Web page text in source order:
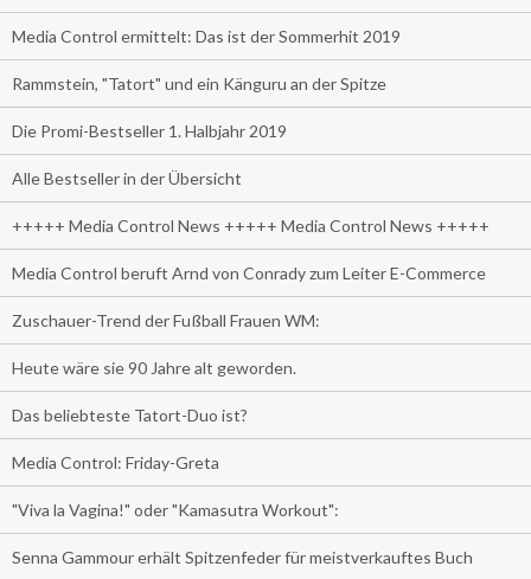
Media Control ermittelt: Das ist der Sommerhit 2019
Rammstein, "Tatort" und ein Känguru an der Spitze
Die Promi-Bestseller 1. Halbjahr 2019
Alle Bestseller in der Übersicht
+++++ Media Control News +++++ Media Control News +++++
Media Control beruft Arnd von Conrady zum Leiter E-Commerce
Zuschauer-Trend der Fußball Frauen WM:
Heute wäre sie 90 Jahre alt geworden.
Das beliebteste Tatort-Duo ist?
Media Control: Friday-Greta
"Viva la Vagina!" oder "Kamasutra Workout":
Senna Gammour erhält Spitzenfeder für meistverkauftes Buch